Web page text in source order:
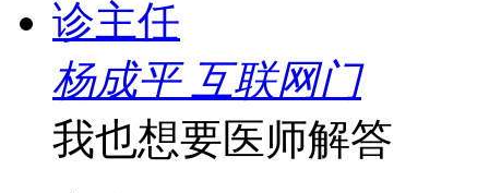
杨成平 互联网门
我也想要医师解答